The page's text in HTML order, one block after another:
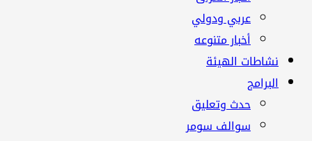
عربي ودولي
أخبار متنوعه
نشاطات الهيئة
البرامج
حدث وتعليق
سوالف سومر